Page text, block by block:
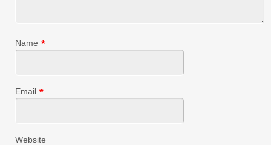
Name *
Email *
Website